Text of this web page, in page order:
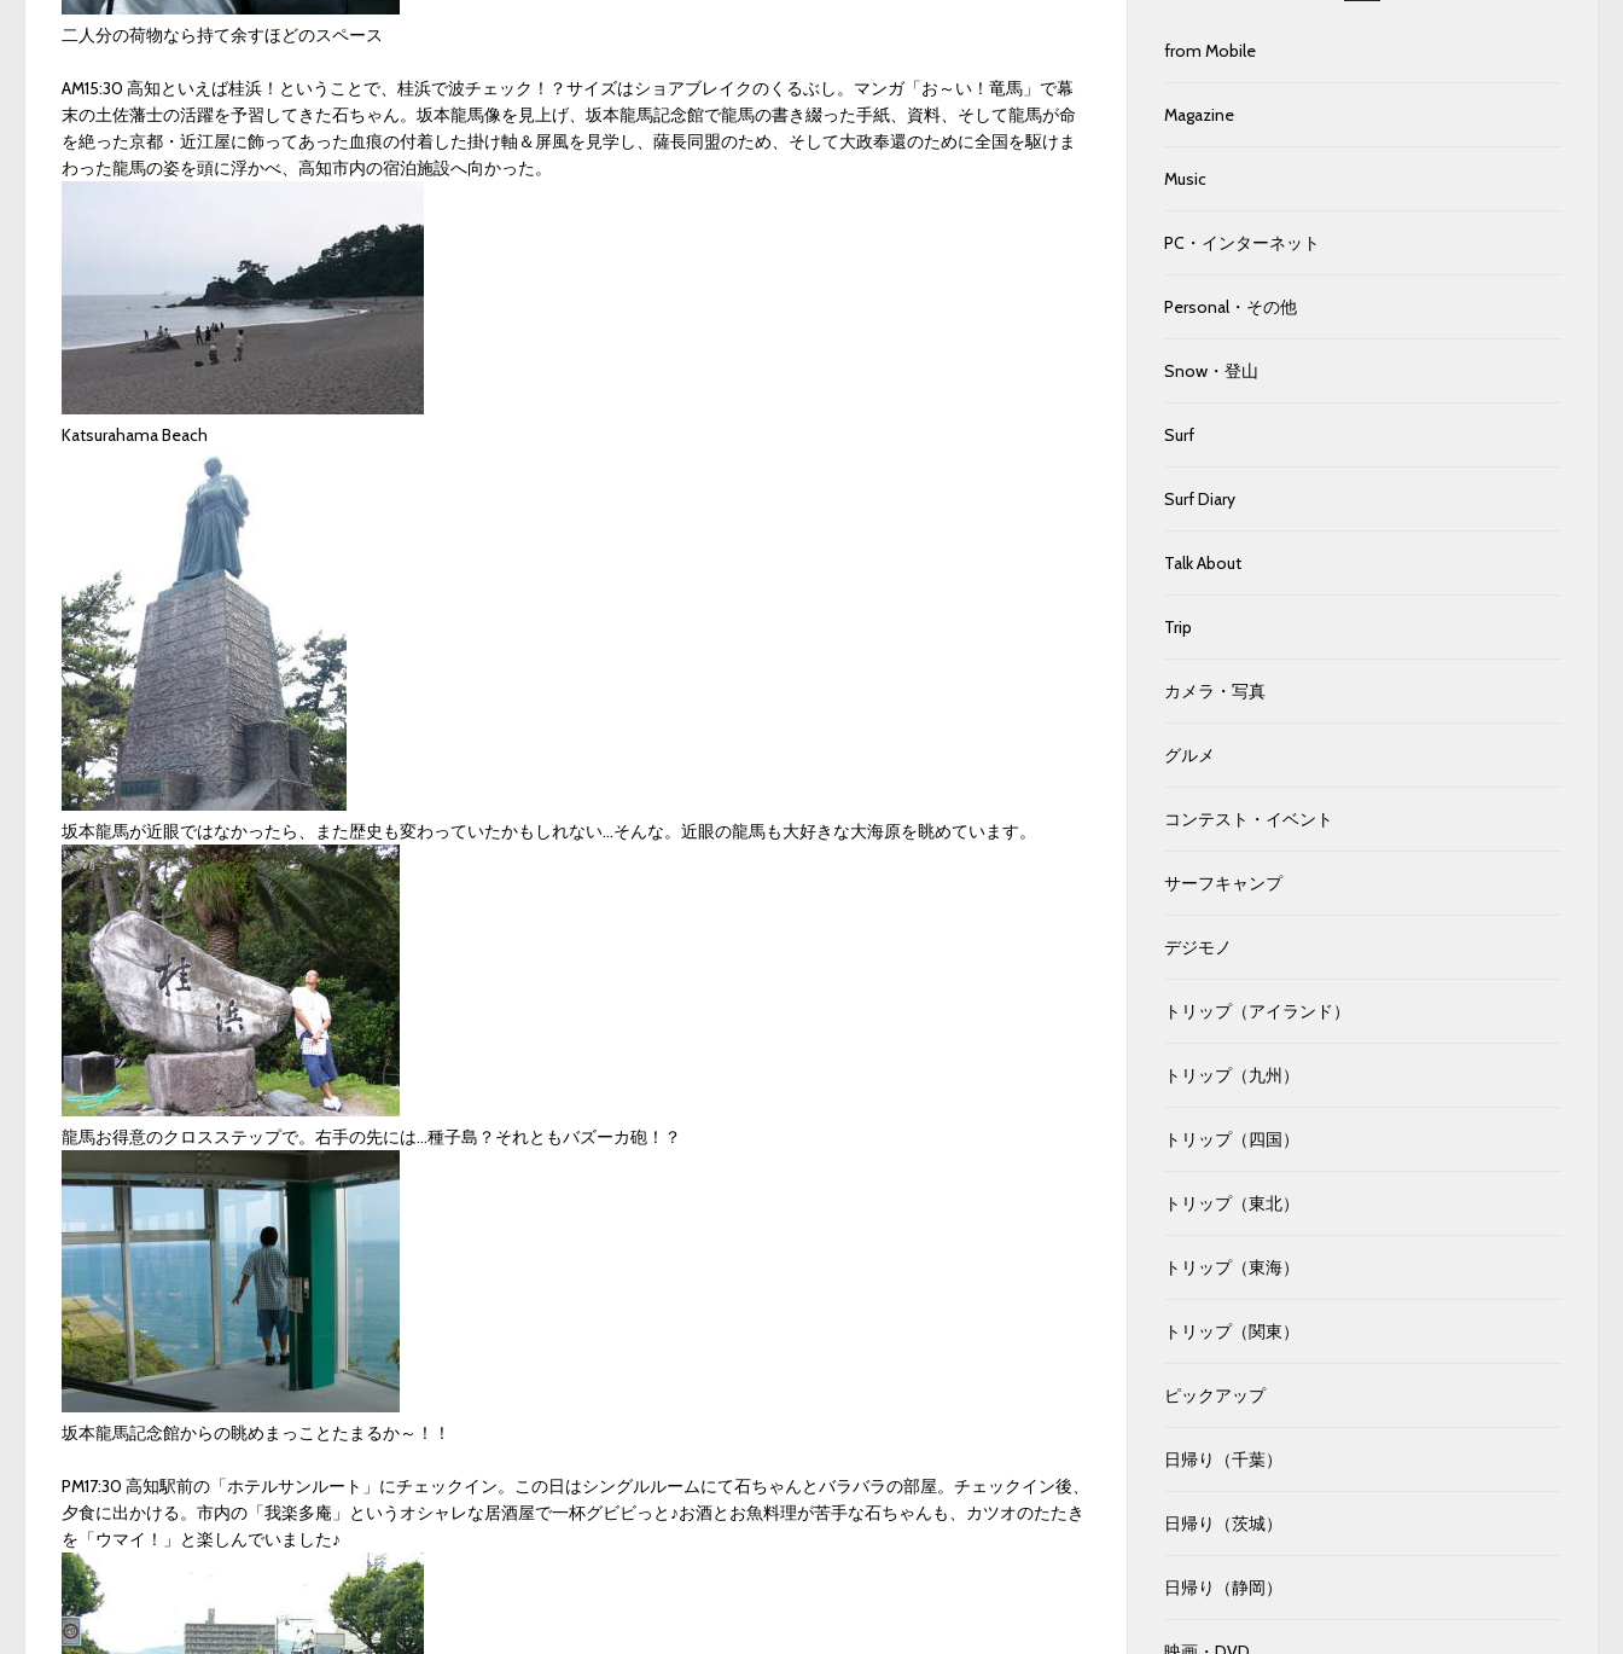
二人分の荷物なら持て余すほどのスペース
AM15:30 高知といえば桂浜！ということで、桂浜で波チェック！？サイズはショアブレイクのくるぶし。マンガ「お～い！竜馬」で幕
末の土佐藩士の活躍を予習してきた石ちゃん。坂本龍馬像を見上げ、坂本龍馬記念館で龍馬の書き綴った手紙、資料、そして龍馬が命
を絶った京都・近江屋に飾ってあった血痕の付着した掛け軸＆屏風を見学し、薩長同盟のため、そして大政奉還のために全国を駆けま
わった龍馬の姿を頭に浮かべ、高知市内の宿泊施設へ向かった。
Katsurahama Beach
坂本龍馬が近眼ではなかったら、また歴史も変わっていたかもしれない…そんな。近眼の龍馬も大好きな大海原を眺めています。
龍馬お得意のクロスステップで。右手の先には…種子島？それともバズーカ砲！？
坂本龍馬記念館からの眺めまっことたまるか～！！
PM17:30 高知駅前の「ホテルサンルート」にチェックイン。この日はシングルルームにて石ちゃんとバラバラの部屋。チェックイン後、
夕食に出かける。市内の「我楽多庵」というオシャレな居酒屋で一杯グビビっと♪お酒とお魚料理が苦手な石ちゃんも、カツオのたたき
を「ウマイ！」と楽しんでいました♪
from Mobile
Magazine
Music
PC・インターネット
Personal・その他
Snow・登山
Surf
Surf Diary
Talk About
Trip
カメラ・写真
グルメ
コンテスト・イベント
サーフキャンプ
デジモノ
トリップ（アイランド）
トリップ（九州）
トリップ（四国）
トリップ（東北）
トリップ（東海）
トリップ（関東）
ピックアップ
日帰り（千葉）
日帰り（茨城）
日帰り（静岡）